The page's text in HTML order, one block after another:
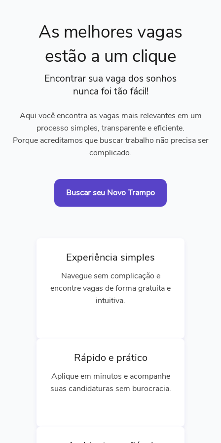
As melhores vagas
estão a um clique
Encontrar sua vaga dos sonhos
nunca foi tão fácil!
Aqui você encontra as vagas mais relevantes em um
processo simples, transparente e eficiente.
Porque acreditamos que buscar trabalho não precisa ser
complicado.
Buscar seu Novo Trampo
Experiência simples
Navegue sem complicação e
encontre vagas de forma gratuita e
intuitiva.
Rápido e prático
Aplique em minutos e acompanhe
suas candidaturas sem burocracia.